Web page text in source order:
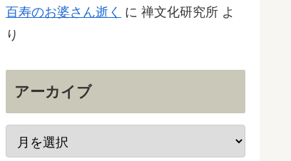
百寿のお婆さん逝く に 禅文化研究所 よ
り
アーカイブ